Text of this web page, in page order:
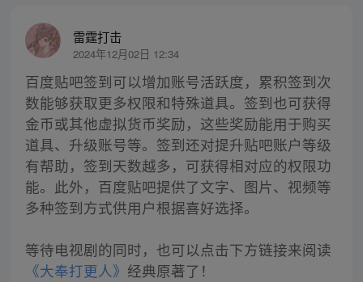
雷霆打击
2024年12月02日 12:34
百度贴吧签到可以增加账号活跃度，累积签到次
数能够获取更多权限和特殊道具。签到也可获得
金币或其他虚拟货币奖励，这些奖励能用于购买
道具、升级账号等。签到还对提升贴吧账户等级
有帮助，签到天数越多，可获得相对应的权限功
能。此外，百度贴吧提供了文字、图片、视频等
多种签到方式供用户根据喜好选择。
等待电视剧的同时，也可以点击下方链接来阅读
《大奉打更人》 经典原著了！